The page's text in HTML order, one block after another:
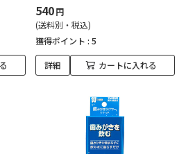
540円
(送料別・税込)
獲得ポイント : 5
詳細 カートに入れる